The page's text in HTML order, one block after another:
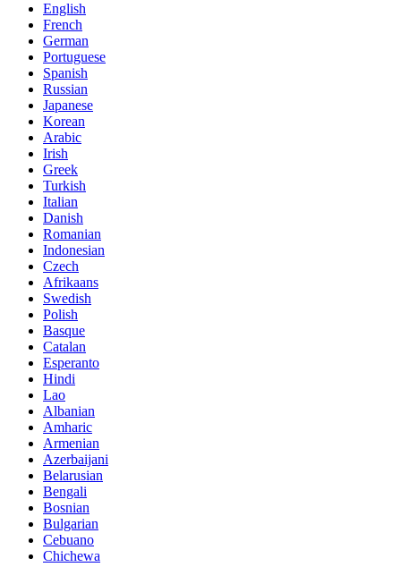
English
French
German
Portuguese
Spanish
Russian
Japanese
Korean
Arabic
Irish
Greek
Turkish
Italian
Danish
Romanian
Indonesian
Czech
Afrikaans
Swedish
Polish
Basque
Catalan
Esperanto
Hindi
Lao
Albanian
Amharic
Armenian
Azerbaijani
Belarusian
Bengali
Bosnian
Bulgarian
Cebuano
Chichewa